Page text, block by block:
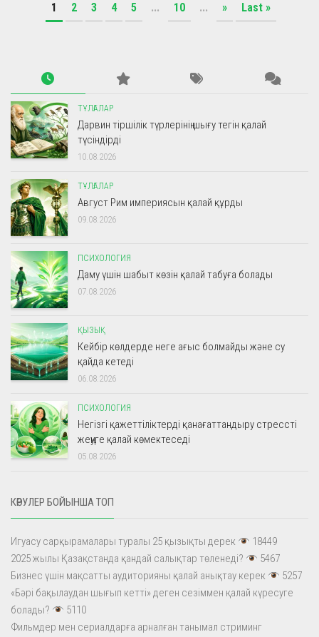
1 2 3 4 5 ... 10 ... » Last »
ТҰЛҒАЛАР
Дарвин тіршілік түрлерінің шығу тегін қалай
түсіндірді
10.08.2026
ТҰЛҒАЛАР
Август Рим империясын қалай құрды
09.08.2026
ПСИХОЛОГИЯ
Даму үшін шабыт көзін қалай табуға болады
07.08.2026
ҚЫЗЫҚ
Кейбір көлдерде неге ағыс болмайды және су
қайда кетеді
06.08.2026
ПСИХОЛОГИЯ
Негізгі қажеттіліктерді қанағаттандыру стрессті
жеңуге қалай көмектеседі
05.08.2026
КӨРУЛЕР БОЙЫНША ТОП
Игуасу сарқырамалары туралы 25 қызықты дерек
18449
2025 жылы Қазақстанда қандай салықтар төленеді?
5467
Бизнес үшін мақсатты аудиторияны қалай анықтау керек
5257
«Бәрі бақылаудан шығып кетті» деген сезіммен қалай күресуге
болады?
5110
Фильмдер мен сериалдарға арналған танымал стриминг